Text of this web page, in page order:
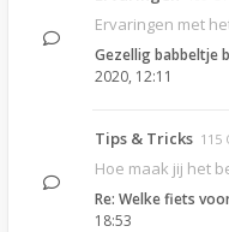
Ervaringen met
Gezellig babbeltje
2020, 12:11
Tips & Tricks 115
Hoe maak jij het
Re: Welke fiets
18:53